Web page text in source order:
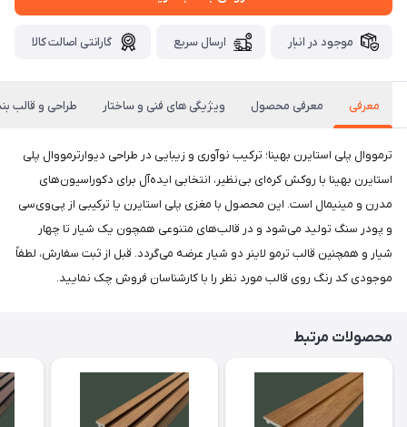
موجود در انبار ارسال سریع گارانتی اصالت کالا
معرفی معرفی محصول ویژیگی های فنی و ساختار طراحی و قالب
ترمووال پلی استایرن بهینا؛ ترکیب نوآوری و زیبایی در طراحی دیوارترمووال پلی
استایرن بهینا با روکش کره‌ای بی‌نظیر، انتخابی ایده‌آل برای دکوراسیون‌های
مدرن و مینیمال است. این محصول با مغزی پلی استایرن یا ترکیبی از پی‌وی‌سی
و پودر سنگ تولید می‌شود و در قالب‌های متنوعی همچون یک شیار تا چهار
شیار و همچنین قالب ترمو لاینر دو شیار عرضه می‌گردد. قبل از ثبت سفارش، لطفاً
موجودی کد رنگ روی قالب مورد نظر را با کارشناسان فروش چک نمایید.
محصولات مرتبط